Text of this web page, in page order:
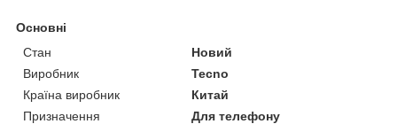
Основні
Стан
Новий
Виробник
Tecno
Країна виробник
Китай
Призначення
Для телефону